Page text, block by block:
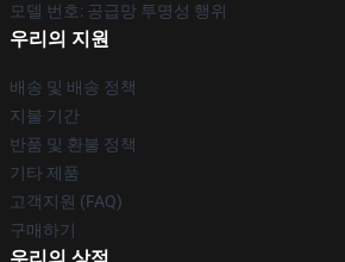
모델 번호: 공급망 투명성 행위
우리의 지원
배송 및 배송 정책
지불 기간
반품 및 환불 정책
기타 제품
고객지원 (FAQ)
구매하기